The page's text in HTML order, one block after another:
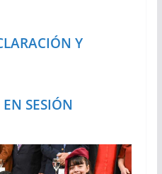
Y
SESIÓN